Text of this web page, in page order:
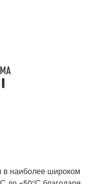
в наиболее широком